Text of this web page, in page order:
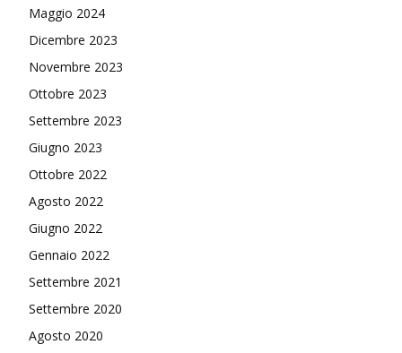
Maggio 2024
Dicembre 2023
Novembre 2023
Ottobre 2023
Settembre 2023
Giugno 2023
Ottobre 2022
Agosto 2022
Giugno 2022
Gennaio 2022
Settembre 2021
Settembre 2020
Agosto 2020